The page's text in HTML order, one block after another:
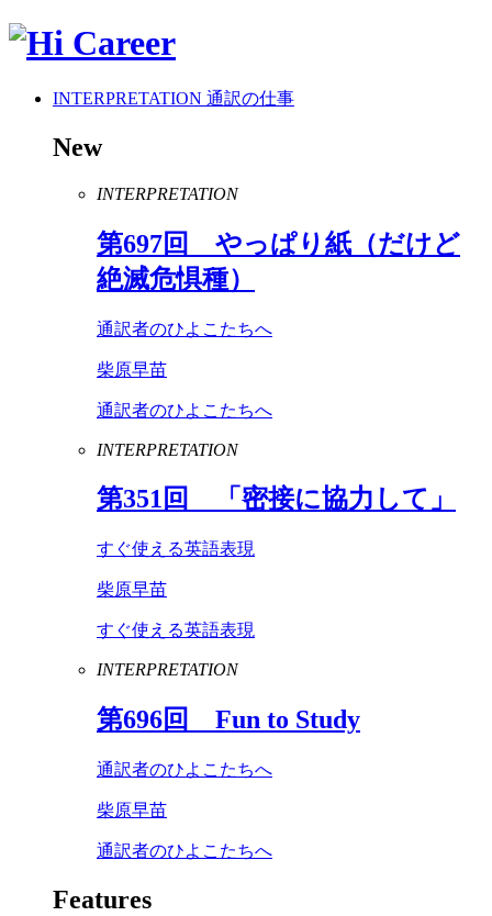
INTERPRETATION 通訳の仕事
New
INTERPRETATION
第697回 やっぱり紙（だけど
絶滅危惧種）
通訳者のひよこたちへ
柴原早苗
通訳者のひよこたちへ
INTERPRETATION
第351回 「密接に協力して」
すぐ使える英語表現
柴原早苗
すぐ使える英語表現
INTERPRETATION
第696回 Fun to Study
通訳者のひよこたちへ
柴原早苗
通訳者のひよこたちへ
Features